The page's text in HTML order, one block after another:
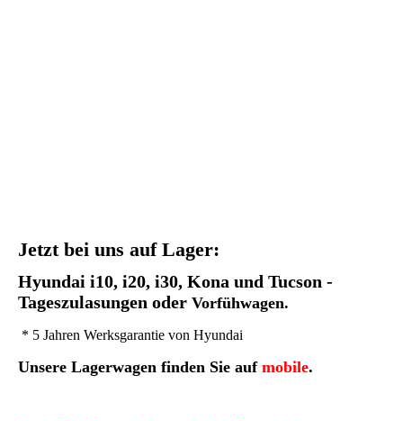
Jetzt bei uns auf Lager:
Hyundai i10, i20, i30, Kona und Tucson -
Tageszulasungen oder Vorfühwagen.
* 5 Jahren Werksgarantie von Hyundai
Unsere Lagerwagen finden Sie auf mobile.